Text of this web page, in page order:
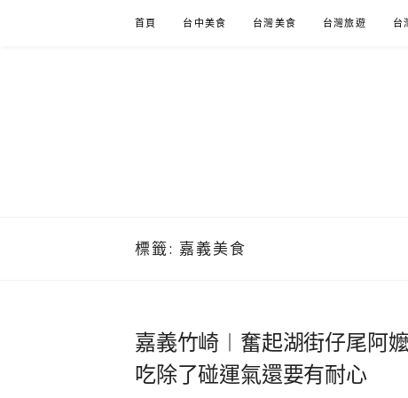
首頁 台中美食 台灣美食 台灣旅遊 台
標籤: 嘉義美食
嘉義竹崎︱奮起湖街仔尾阿
吃除了碰運氣還要有耐心